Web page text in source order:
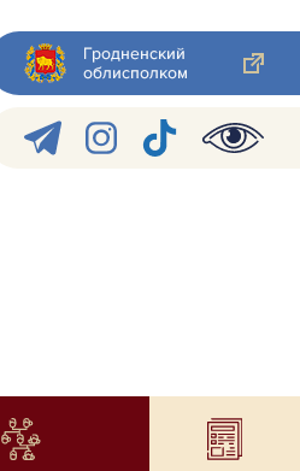
Гродненский
облисполком